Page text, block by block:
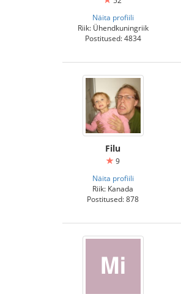
Näita profiili
Riik: Ühendkuningriik
Postitused: 4834
Filu
9
Näita profiili
Riik: Kanada
Postitused: 878